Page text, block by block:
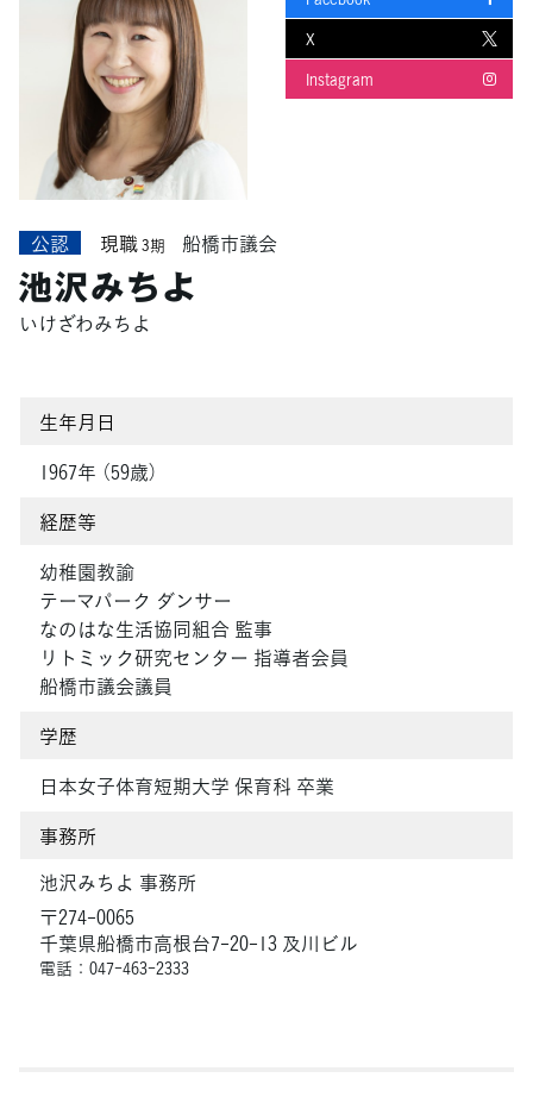
X
Instagram
公認 現職3期 船橋市議会
池沢みちよ
いけざわみちよ
生年月日
1967年 （59歳）
経歴等
幼稚園教諭
テーマパーク ダンサー
なのはな生活協同組合 監事
リトミック研究センター 指導者会員
船橋市議会議員
学歴
日本女子体育短期大学 保育科 卒業
事務所
池沢みちよ 事務所
〒274-0065
千葉県船橋市高根台7-20-13 及川ビル
電話：047-463-2333